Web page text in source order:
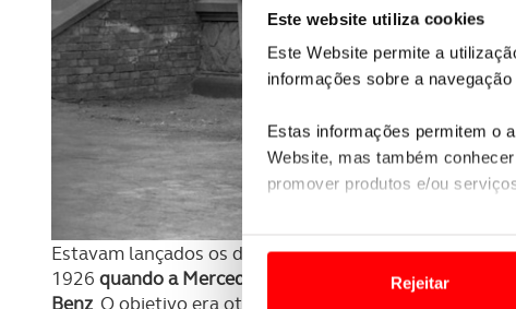
Este website utiliza cookies
Este Website permite a
informações sobre a
Estas informações permitem o
Website, mas também
promover produtos e/ou
Rejeitar
Estavam lançados os dados para a consolidação de
1926 quando a Mercedes-Benz e a Daimler Motoren
Benz. O objetivo era otimizar o melhor que estas duas